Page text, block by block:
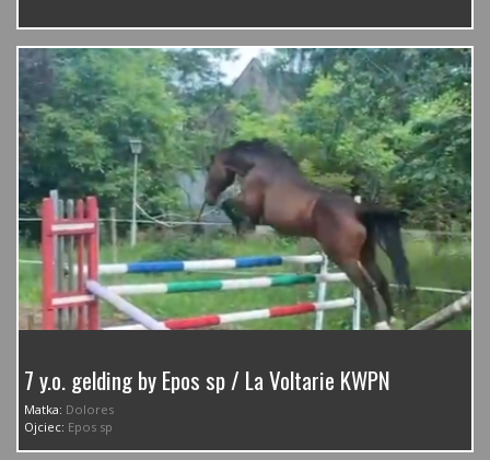
7 y.o. gelding by Epos sp / La Voltarie KWPN
Matka: Dolores
Ojciec: Epos sp